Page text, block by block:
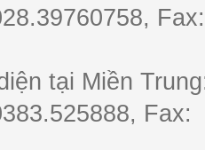
tại Miền